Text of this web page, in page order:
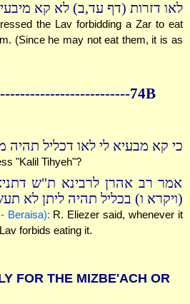
לאו דזרות (דף עד,ב) לא קא
the Lav forbidding a Zar to eat
(Since he may not eat them, it is as
74B
כי קא מבעיא לי לאו דכליל תהיה
"Kalil Tihyeh"?
אמר רב אהרן לרבינא ת"ש
(ויקרא ו) בכליל תהיה ליתן לא
Beraisa): R. Eliezer said, whenever it
forbids eating it.
FOR THE MIZBE'ACH OR